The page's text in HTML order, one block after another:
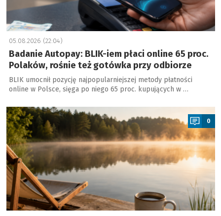
05.08.2026 (22:04)
Badanie Autopay: BLIK-iem płaci online 65 proc.
Polaków, rośnie też gotówka przy odbiorze
BLIK umocnił pozycję najpopularniejszej metody płatności
online w Polsce, sięga po niego 65 proc. kupujących w …
a
0